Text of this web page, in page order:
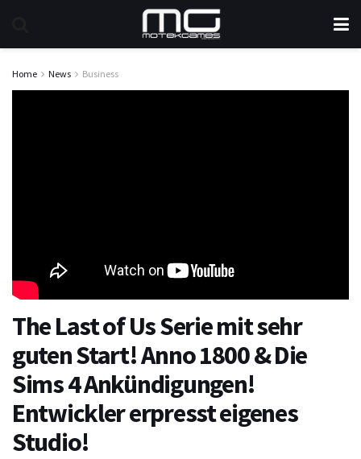
Home News Business
The Last of Us Serie mit sehr
guten Start! Anno 1800 & Die
Sims 4 Ankündigungen!
Entwickler erpresst eigenes
Studio!